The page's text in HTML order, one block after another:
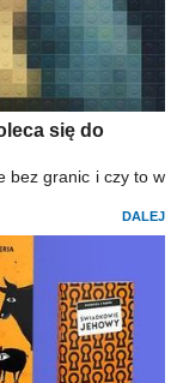
się do
bez granic i czy to w
DALEJ